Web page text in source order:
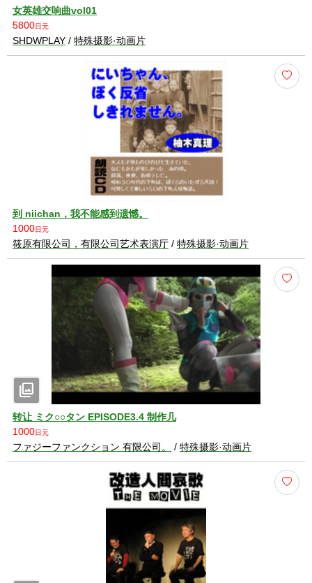
女英雄交响曲vol01
5800日元
SHDWPLAY / 特殊摄影·动画片
到 niichan，我不能感到遗憾。
1000日元
筱原有限公司，有限公司艺术表演厅 / 特殊摄影·动画片
photo_library
转让 ミク○○タン EPISODE3.4 制作几
1000日元
ファジーファンクション 有限公司。 / 特殊摄影·动画片